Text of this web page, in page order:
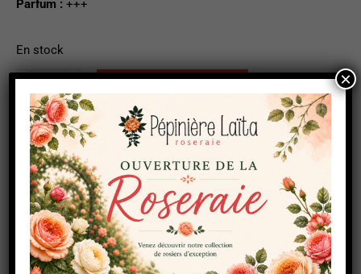
Parfum : +++
En stock
quantité
Salet
Catégorie : Anciens
Description
Informations complémentaires
×